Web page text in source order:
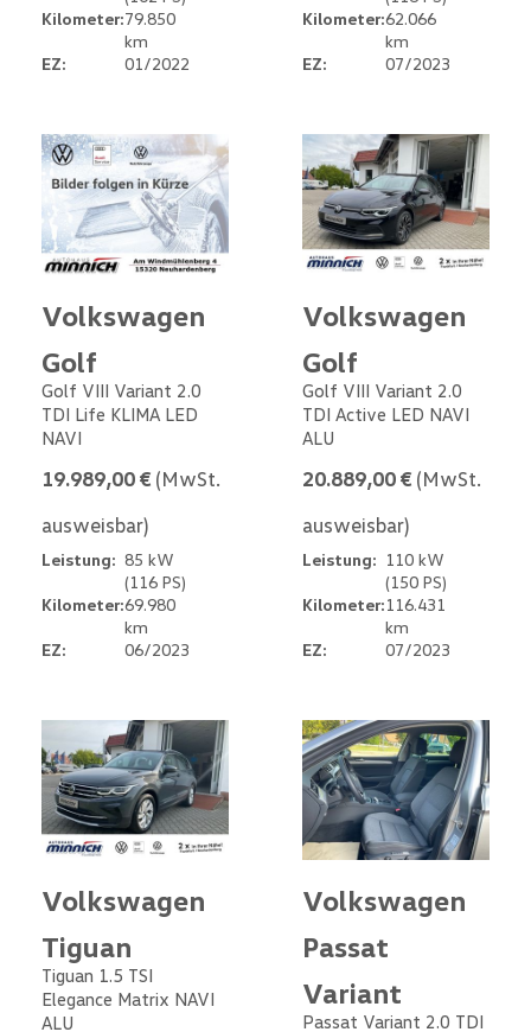
Kilometer:79.850
km
EZ:
01/2022
Kilometer:62.066
km
EZ:
07/2023
Volkswagen
Golf
Golf VIII Variant 2.0
TDI Life KLIMA LED
NAVI
19.989,00 € (MwSt.
ausweisbar)
Leistung: 85 kW
(116 PS)
Kilometer:69.980
km
EZ:
06/2023
Volkswagen
Golf
Golf VIII Variant 2.0
TDI Active LED NAVI
ALU
20.889,00 € (MwSt.
ausweisbar)
Leistung: 110 kW
(150 PS)
Kilometer:116.431
km
EZ:
07/2023
Volkswagen
Tiguan
Tiguan 1.5 TSI
Elegance Matrix NAVI
ALU
Volkswagen
Passat
Variant
Passat Variant 2.0 TDI